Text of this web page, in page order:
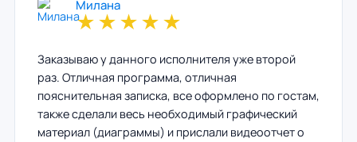
Милана
★★★★★
Заказываю у данного исполнителя уже второй
раз. Отличная программа, отличная
пояснительная записка, все оформлено по гостам,
также сделали весь необходимый графический
материал (диаграммы) и прислали видеоотчет о